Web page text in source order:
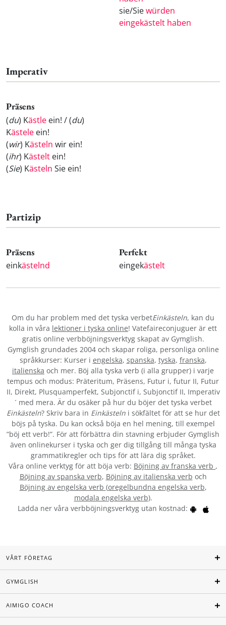
sie/Siewürden
eingekästelt haben
Imperativ
Präsens
(du) Kästle ein! / (du)
Kästele ein!
(wir) Kästeln wir ein!
(ihr) Kästelt ein!
(Sie) Kästeln Sie ein!
Partizip
Präsens
einkästelnd
Perfekt
eingekästelt
Om du har problem med det tyska verbetEinkästeln, kan du
kolla in våra lektioner i tyska online! Vatefaireconjuguer är ett
gratis online verbböjningsverktyg skapat av Gymglish.
Gymglish grundades 2004 och skapar roliga, personliga online
språkkurser: Kurser i engelska, spanska, tyska, franska,
italienska och mer. Böj alla tyska verb (i alla grupper) i varje
tempus och modus: Präteritum, Präsens, Futur i, futur II, Futur
II, Direkt, Plusquamperfekt, Subjonctif i, Subjonctif II, Imperativ
´ med mera. Är du osäker på hur du böjer det tyska verbet
Einkästeln? Skriv bara in Einkästelni sökfältet för att se hur det
böjs på tyska. Du kan också böja en hel mening, till exempel
”böj ett verb!”. För att förbättra din stavning erbjuder Gymglish
även onlinekurser i tyska och ger dig tillgång till många tyska
grammatikregler och tips för att lära dig språket.
Våra online verktyg för att böja verb: Böjning av franska verb ,
Böjning av spanska verb, Böjning av italienska verb och
Böjning av engelska verb (oregelbundna engelska verb,
modala engelska verb).
Ladda ner våra verbböjningsverktyg utan kostnad:
VÅRT FÖRETAG
GYMGLISH
AIMIGO COACH